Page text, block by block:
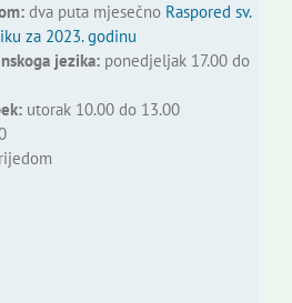
dva puta mjesečno Raspored sv.
za 2023. godinu
jezika:ponedjeljak 17.00 do
utorak 10.00 do 13.00